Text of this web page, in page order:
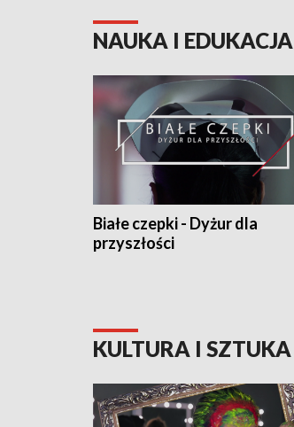
NAUKA I EDUKACJA
Białe czepki - Dyżur dla
przyszłości
KULTURA I SZTUKA